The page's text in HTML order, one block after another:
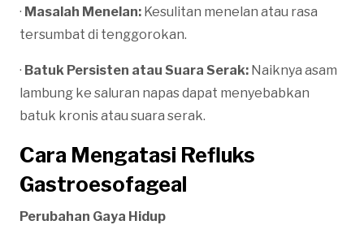
· Masalah Menelan: Kesulitan menelan atau rasa
tersumbat di tenggorokan.
· Batuk Persisten atau Suara Serak: Naiknya asam
lambung ke saluran napas dapat menyebabkan
batuk kronis atau suara serak.
Cara Mengatasi Refluks
Gastroesofageal
Perubahan Gaya Hidup